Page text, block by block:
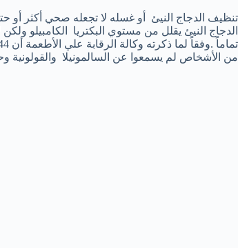
تنظيف الدجاج النيئ أو غسله لا تجعله صحي أكثر أو
الدجاج النيئ يقلل من مستوي البكتريا الكامبيلو
من الأشخاص لم يسمعوا عن السالمونيلا والقولونية وحوالي 28 % منهم يسمعوا عن التسمم